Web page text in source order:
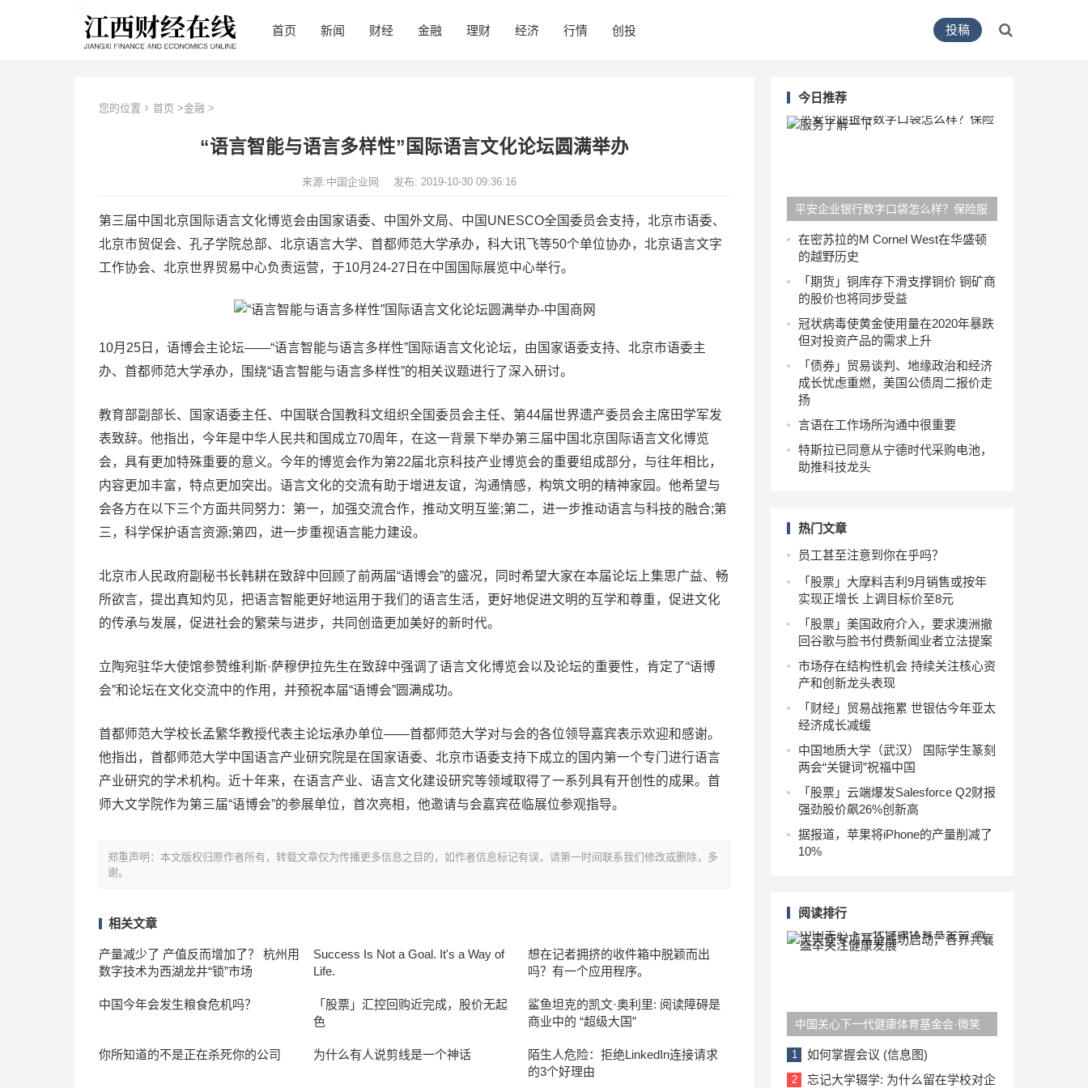
首页 新闻 财经 金融 理财 经济 行情 创投 投稿
您的位置 首页 >金融 >
“语言智能与语言多样性”国际语言文化论坛圆满举办
来源:中国企业网 发布: 2019-10-30 09:36:16
第三届中国北京国际语言文化博览会由国家语委、中国外文局、中国UNESCO全国委员会支持，北京市语委、
北京市贸促会、孔子学院总部、北京语言大学、首都师范大学承办，科大讯飞等50个单位协办，北京语言文字
工作协会、北京世界贸易中心负责运营，于10月24-27日在中国国际展览中心举行。
10月25日，语博会主论坛——“语言智能与语言多样性”国际语言文化论坛，由国家语委支持、北京市语委主
办、首都师范大学承办，围绕“语言智能与语言多样性”的相关议题进行了深入研讨。
教育部副部长、国家语委主任、中国联合国教科文组织全国委员会主任、第44届世界遗产委员会主席田学军发
表致辞。他指出，今年是中华人民共和国成立70周年，在这一背景下举办第三届中国北京国际语言文化博览
会，具有更加特殊重要的意义。今年的博览会作为第22届北京科技产业博览会的重要组成部分，与往年相比，
内容更加丰富，特点更加突出。语言文化的交流有助于增进友谊，沟通情感，构筑文明的精神家园。他希望与
会各方在以下三个方面共同努力：第一，加强交流合作，推动文明互鉴;第二，进一步推动语言与科技的融合;第
三，科学保护语言资源;第四，进一步重视语言能力建设。
北京市人民政府副秘书长韩耕在致辞中回顾了前两届“语博会”的盛况，同时希望大家在本届论坛上集思广益、畅
所欲言，提出真知灼见，把语言智能更好地运用于我们的语言生活，更好地促进文明的互学和尊重，促进文化
的传承与发展，促进社会的繁荣与进步，共同创造更加美好的新时代。
立陶宛驻华大使馆参赞维利斯·萨穆伊拉先生在致辞中强调了语言文化博览会以及论坛的重要性，肯定了“语博
会”和论坛在文化交流中的作用，并预祝本届“语博会”圆满成功。
首都师范大学校长孟繁华教授代表主论坛承办单位——首都师范大学对与会的各位领导嘉宾表示欢迎和感谢。
他指出，首都师范大学中国语言产业研究院是在国家语委、北京市语委支持下成立的国内第一个专门进行语言
产业研究的学术机构。近十年来，在语言产业、语言文化建设研究等领域取得了一系列具有开创性的成果。首
师大文学院作为第三届“语博会”的参展单位，首次亮相，他邀请与会嘉宾莅临展位参观指导。
郑重声明：本文版权归原作者所有，转载文章仅为传播更多信息之目的，如作者信息标记有误，请第一时间联系我们修改或删除，多
谢。
相关文章
产量减少了 产值反而增加了？ 杭州用
数字技术为西湖龙井“锁”市场
Success Is Not a Goal. It's a Way of
Life.
想在记者拥挤的收件箱中脱颖而出
吗？有一个应用程序。
中国今年会发生粮食危机吗？
「股票」汇控回购近完成，股价无起
色
鲨鱼坦克的凯文·奥利里: 阅读障碍是
商业中的 “超级大国”
你所知道的不是正在杀死你的公司 为什么有人说剪线是一个神话
陌生人危险：拒绝LinkedIn连接请求
的3个好理由
今日推荐
平安企业银行数字口袋怎么样？保险服
务了解一下
在密苏拉的M Cornel West在华盛顿
的越野历史
「期货」铜库存下滑支撑铜价 铜矿商
的股价也将同步受益
冠状病毒使黄金使用量在2020年暴跌
但对投资产品的需求上升
「债券」贸易谈判、地缘政治和经济
成长忧虑重燃，美国公债周二报价走
扬
言语在工作场所沟通中很重要
特斯拉已同意从宁德时代采购电池，
助推科技龙头
热门文章
员工甚至注意到你在乎吗？
「股票」大摩料吉利9月销售或按年
实现正增长 上调目标价至8元
「股票」美国政府介入，要求澳洲撤
回谷歌与脸书付费新闻业者立法提案
市场存在结构性机会 持续关注核心资
产和创新龙头表现
「财经」贸易战拖累 世银估今年亚太
经济成长减缓
中国地质大学（武汉） 国际学生篆刻
两会“关键词”祝福中国
「股票」云端爆发Salesforce Q2财报
强劲股价飙26%创新高
据报道，苹果将iPhone的产量削减了
10%
阅读排行
中国关心下一代健康体育基金会·微笑
天使专项基金成功启动，各界共襄盛举
关注健康发展
1 如何掌握会议 (信息图)
2
忘记大学辍学: 为什么留在学校对企